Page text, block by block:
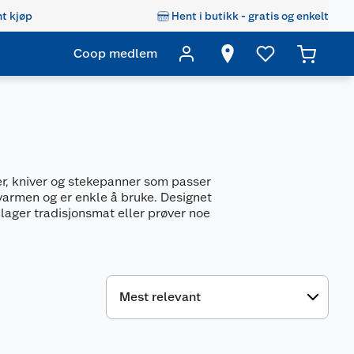
kjøp Hent i butikk - gratis og enkelt
Coop medlem
kniver og stekepanner som passer
og er enkle å bruke. Designet
tradisjonsmat eller prøver noe